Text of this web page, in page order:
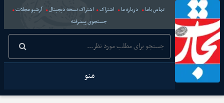
تماس باما درباره ما اشتراک اشتراک نسخه دیجیتال
آرشیو مجلات
جستجوی پیشرفته
منو